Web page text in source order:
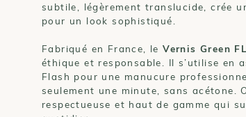
subtile, légèrement translucide, crée
pour un look sophistiqué.
Fabriqué en France, leVernis Green
éthique et responsable. Il s’utilise en
Flash pour une manucure
seulement une minute, sans acétone.
respectueuse et haut de gamme qui